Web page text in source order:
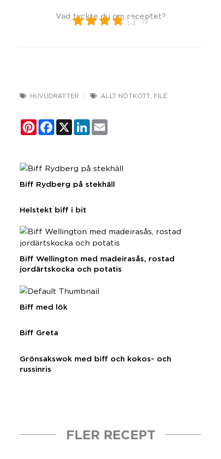
Vad tyckte du om receptet?
19
HUVUDRÄTTER ALLT NÖTKÖTT FILÉ
PinterestFacebook
X LinkedIn
Biff Rydberg på stekhäll
Helstekt biff i bit
Biff Wellington med madeirasås, rostad
jordärtskocka och potatis
Biff med lök
Biff Greta
Grönsakswok med biff och kokos- och
russinris
FLER RECEPT